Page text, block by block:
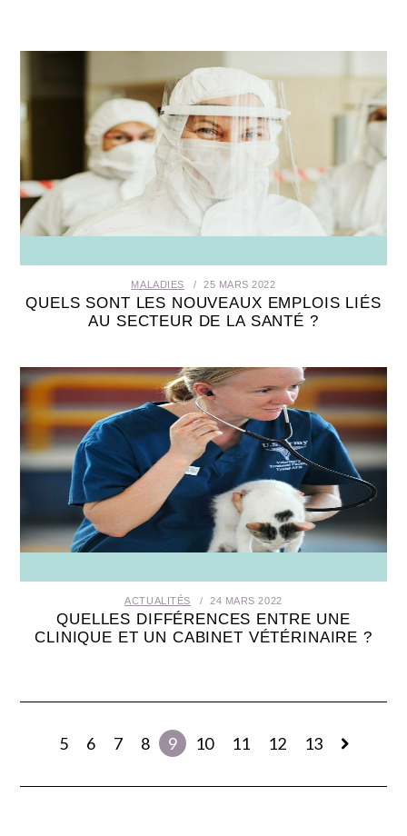
MALADIES 25 MARS 2022
QUELS SONT LES NOUVEAUX EMPLOIS LIÉS
AU SECTEUR DE LA SANTÉ ?
ACTUALITÉS 24 MARS 2022
QUELLES DIFFÉRENCES ENTRE UNE
CLINIQUE ET UN CABINET VÉTÉRINAIRE ?
5 6 7 8 9 10 11 12 13